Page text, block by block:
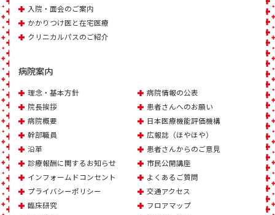
入院・面会のご案内
かかりつけ医と在宅医療
クリニカルパスのご紹介
病院案内
理念・基本方針
院長挨拶
病院概要
幹部職員
沿革
診療報酬に関するお知らせ
インフォームドコンセント
プライバシーポリシー
臨床研究
病院情報の公表
患者さんへのお願い
日本医療機能評価機構
広報誌（ほやほや）
患者さんからのご意見
市民公開講座
よくあるご質問
交通アクセス
フロアマップ